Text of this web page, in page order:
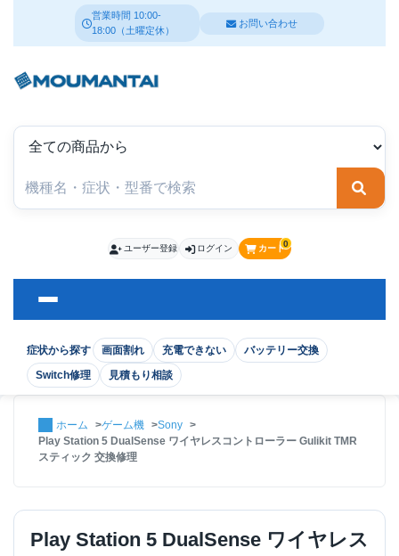
営業時間 10:00-
18:00（土曜定休）
お問い合わせ
検索
症状から探す 画面割れ 充電できない
バッテリー交換
Switch修理
見積もり相談
ユーザー登録 ログイン カート0
ホーム ゲーム機
Sony
Play Station 5 DualSense ワイヤレスコントローラー Gulikit TMR
スティック 交換修理
Play Station 5 DualSense ワイヤレス